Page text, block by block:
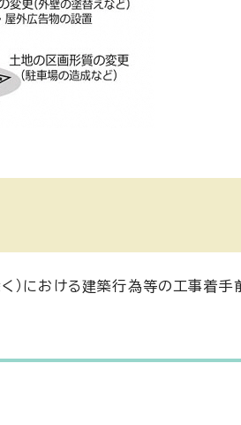
）における建築行為等の工事着手